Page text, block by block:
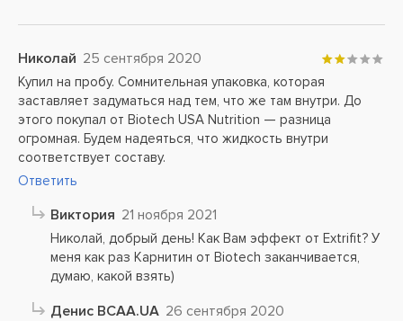
Николай 25 сентября 2020
Купил на пробу. Сомнительная упаковка, которая
заставляет задуматься над тем, что же там внутри. До
этого покупал от Biotech USA Nutrition — разница
огромная. Будем надеяться, что жидкость внутри
соответствует составу.
Ответить
Виктория 21 ноября 2021
Николай, добрый день! Как Вам эффект от Extrifit? У
меня как раз Карнитин от Biotech заканчивается,
думаю, какой взять)
Денис BCAA.UA 26 сентября 2020